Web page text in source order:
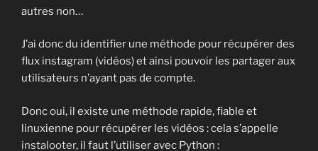
autres non…
J’ai donc du identifier une méthode pour récupérer des
flux instagram (vidéos) et ainsi pouvoir les partager aux
utilisateurs n’ayant pas de compte.
Donc oui, il existe une méthode rapide, fiable et
linuxienne pour récupérer les vidéos : cela s’appelle
instalooter, il faut l’utiliser avec Python :